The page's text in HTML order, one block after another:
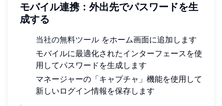
モバイル連携：外出先でパスワードを生
成する
当社の無料ツール をホーム画面に追加します
モバイルに最適化されたインターフェースを使
用してパスワードを生成します
マネージャーの「キャプチャ」機能を使用して
新しいログイン情報を保存します